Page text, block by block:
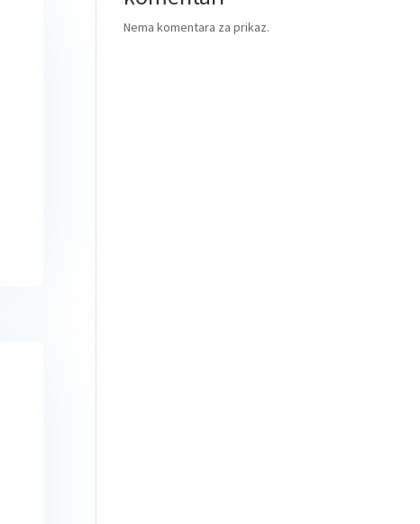
Nema komentara za prikaz.